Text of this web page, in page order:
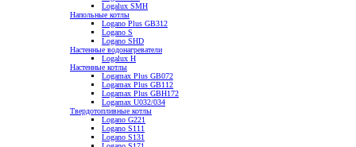
Logalux SMH
Напольные котлы
Logano Plus GB312
Logano S
Logano SHD
Настенные водонагреватели
Logalux H
Настенные котлы
Logamax Plus GB072
Logamax Plus GB112
Logamax Plus GBH172
Logamax U032/034
Твердотопливные котлы
Logano G221
Logano S111
Logano S131